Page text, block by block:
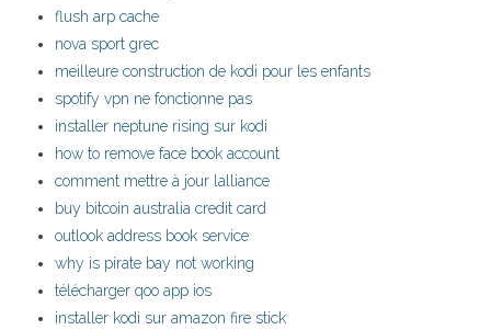
flush arp cache
nova sport grec
meilleure construction de kodi pour les enfants
spotify vpn ne fonctionne pas
installer neptune rising sur kodi
how to remove face book account
comment mettre à jour lalliance
buy bitcoin australia credit card
outlook address book service
why is pirate bay not working
télécharger qoo app ios
installer kodi sur amazon fire stick